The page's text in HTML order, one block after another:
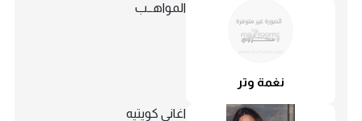
نغمة وتر
المواهــب
اغاني كويتيه